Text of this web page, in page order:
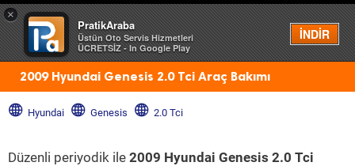
×
PratikAraba
Üstün Oto Servis Hizmetleri
ÜCRETSİZ - In Google Play
İNDİR
Menü
2009 Hyundai Genesis 2.0 Tci Araç Bakımı
Hyundai Genesis 2.0 Tci
Düzenli periyodik ile 2009 Hyundai Genesis 2.0 Tci